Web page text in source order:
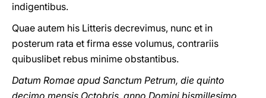
indigentibus.
Quae autem his Litteris decrevimus, nunc et in
posterum rata et firma esse volumus, contrariis
quibuslibet rebus minime obstantibus.
Datum Romae apud Sanctum Petrum, die quinto
decimo mensis Octobris, anno Domini bismillesimo